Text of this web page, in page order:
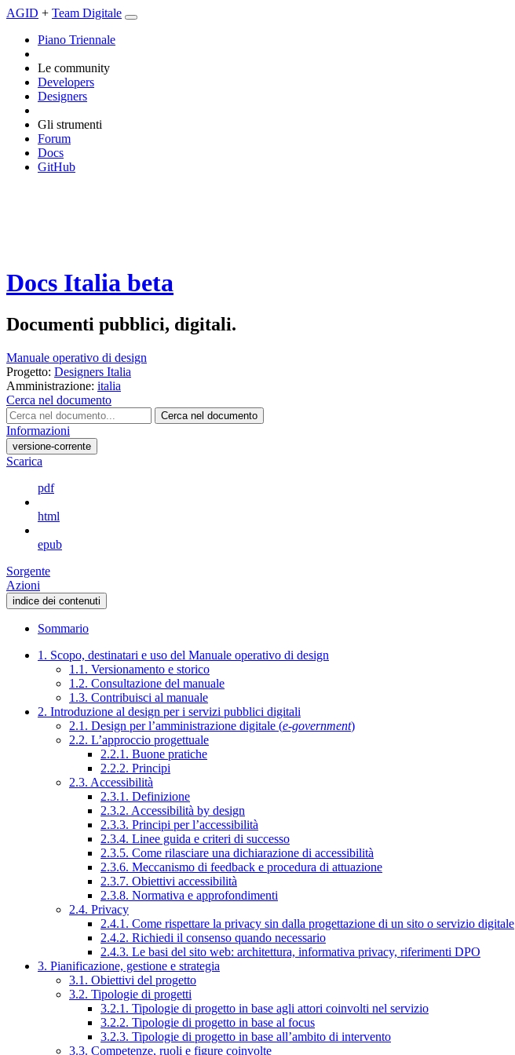
AGID + Team Digitale
Piano Triennale
Le community
Developers
Designers
Gli strumenti
Forum
Docs
GitHub
Docs Italia beta
Documenti pubblici, digitali.
Manuale operativo di design
Progetto: Designers Italia
Amministrazione: italia
Cerca nel documento
Cerca nel documento
Informazioni
versione-corrente
Scarica
pdf
html
epub
Sorgente
Azioni
indice dei contenuti
Sommario
1. Scopo, destinatari e uso del Manuale operativo di design
1.1. Versionamento e storico
1.2. Consultazione del manuale
1.3. Contribuisci al manuale
2. Introduzione al design per i servizi pubblici digitali
2.1. Design per l’amministrazione digitale (e-government)
2.2. L’approccio progettuale
2.2.1. Buone pratiche
2.2.2. Principi
2.3. Accessibilità
2.3.1. Definizione
2.3.2. Accessibilità by design
2.3.3. Principi per l’accessibilità
2.3.4. Linee guida e criteri di successo
2.3.5. Come rilasciare una dichiarazione di accessibilità
2.3.6. Meccanismo di feedback e procedura di attuazione
2.3.7. Obiettivi accessibilità
2.3.8. Normativa e approfondimenti
2.4. Privacy
2.4.1. Come rispettare la privacy sin dalla progettazione di un sito o servizio digitale
2.4.2. Richiedi il consenso quando necessario
2.4.3. Le basi del sito web: architettura, informativa privacy, riferimenti DPO
3. Pianificazione, gestione e strategia
3.1. Obiettivi del progetto
3.2. Tipologie di progetti
3.2.1. Tipologie di progetto in base agli attori coinvolti nel servizio
3.2.2. Tipologie di progetto in base al focus
3.2.3. Tipologie di progetto in base all’ambito di intervento
3.3. Competenze, ruoli e figure coinvolte